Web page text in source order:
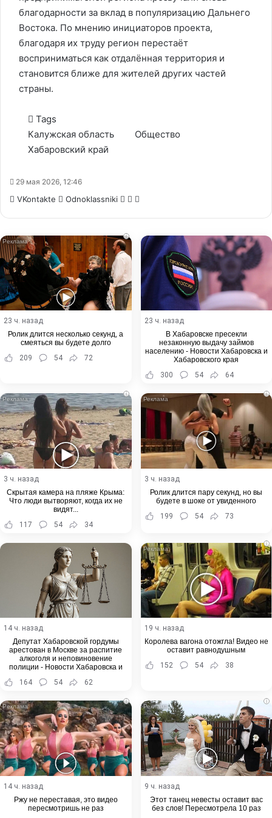
благодарности за вклад в популяризацию Дальнего
Востока. По мнению инициаторов проекта,
благодаря их труду регион перестаёт
восприниматься как отдалённая территория и
становится ближе для жителей других частей
страны.
Tags
Калужская область
Общество
Хабаровский край
29 мая 2026, 12:46
VKontakte Odnoklassniki WhatsApp
Telegram
i
23 ч. назад
Ролик длится несколько секунд, а
смеяться вы будете долго
209
54 72
23 ч. назад
В Хабаровске пресекли
незаконную выдачу займов
населению - Новости Хабаровска и
Хабаровского края
300
54 64
i
3 ч. назад
Скрытая камера на пляже Крыма:
Что люди вытворяют, когда их не
видят...
117
54 34
i
3 ч. назад
Ролик длится пару секунд, но вы
будете в шоке от увиденного
199
54 73
14 ч. назад
Депутат Хабаровской гордумы
арестован в Москве за распитие
алкоголя и неповиновение
полиции - Новости Хабаровска и
164 54 62
i
19 ч. назад
Королева вагона отожгла! Видео не
оставит равнодушным
152
54 38
i
14 ч. назад
Ржу не переставая, это видео
пересмотришь не раз
i
9 ч. назад
Этот танец невесты оставит вас
без слов! Пересмотрела 10 раз